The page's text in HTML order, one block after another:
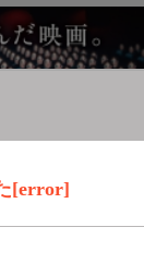
[error]